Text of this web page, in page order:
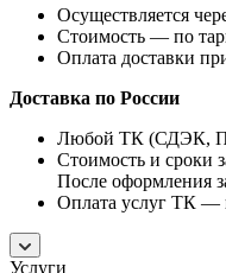
Осуществляется
Стоимость — по
Оплата доставки
Доставка по России
Любой ТК (СДЭК,
Стоимость и сроки
После оформления
Оплата услуг ТК —
Услуги